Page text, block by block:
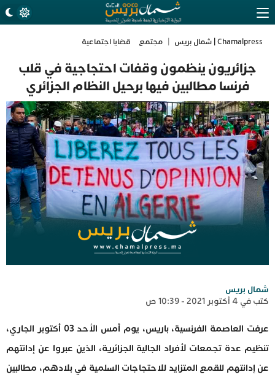
Chamalpress | شمال بريس مجتمع قضايا اجتماعية
جزائريون ينظمون وقفات احتجاجية في قلب
فرنسا مطالبين فيها برحيل النظام الجزائري
شمال بريس
كتب في 4 أكتوبر 2021 - 10:39 ص
عرفت العاصمة الفرنسية، باريس، يوم أمس الأحد 03 أكتوبر الجاري،
تنظيم عدة تجمعات لأفراد الجالية الجزائرية، الذين عبروا عن إدانتهم
عن إدانتهم للقمع المتزايد للاحتجاجات السلمية في بلادهم، مطالبين